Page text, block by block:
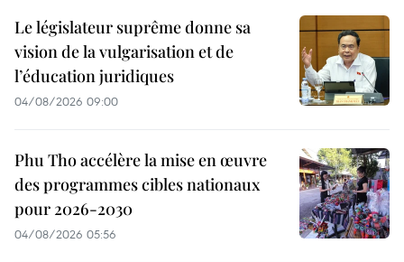
Le législateur suprême donne sa
vision de la vulgarisation et de
l’éducation juridiques
04/08/2026 09:00
Phu Tho accélère la mise en œuvre
des programmes cibles nationaux
pour 2026-2030
04/08/2026 05:56